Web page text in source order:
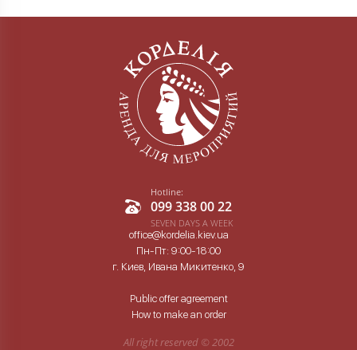
Hotline:
099 338 00 22
SEVEN DAYS A WEEK
office@kordelia.kiev.ua
Пн-Пт: 9:00-18:00
г. Киев, Ивана Микитенко, 9
Public offer agreement
How to make an order
All right reserved ©2002